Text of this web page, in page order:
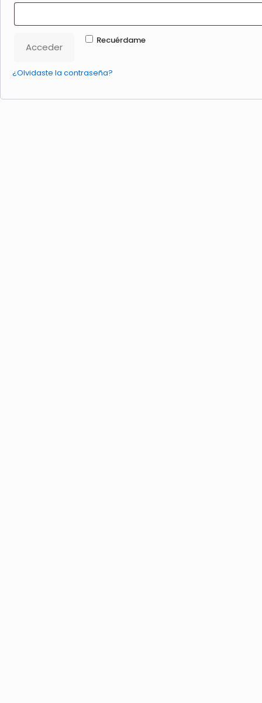
Recuérdame
Acceder
¿Olvidaste la contraseña?